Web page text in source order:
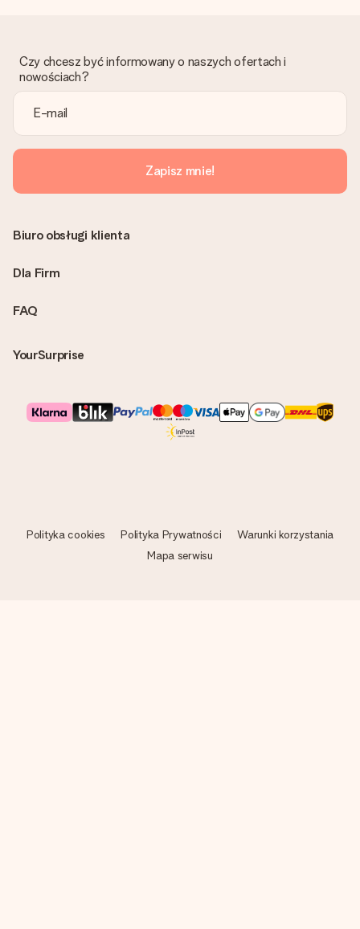
Czy faktura jest wysyłana razem z zamówieniem?
Żaden rachunek lub faktura nie jest wysyłany z zamówieniem.
Możesz ją również znaleźć na koncie MySurprise. Dzięki temu
możesz wysłać prezent bezpośrednio do odbiorcy, co będzie
prawdziwą niespodzianką!
Czy chcesz być informowany o naszych ofertach i
nowościach?
Zapisz mnie!
FAQ
YourSurprise
Biuro obsługi klienta
Dla Firm
Polityka cookies Polityka Prywatności
Warunki korzystania
Mapa serwisu